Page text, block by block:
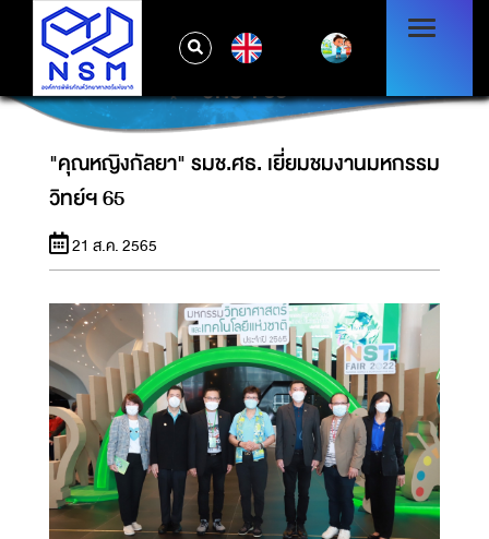
"คุณหญิงกัลยา" รมช.ศธ. เยี่ยมชมงานมหกรรม
วิทย์ฯ 65
"คุณหญิงกัลยา" รมช.ศธ. เยี่ยมชมงานมหกรรม
วิทย์ฯ 65
21 ส.ค. 2565